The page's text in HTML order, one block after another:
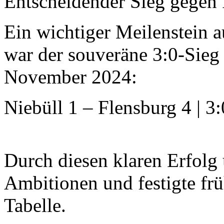
Ein wichtiger Meilenstein
war der souveräne 3:0-
November 2024:
Niebüll 1 – Flensburg 4 |
Durch diesen klaren Erfolg
Ambitionen und festigte
Tabelle.